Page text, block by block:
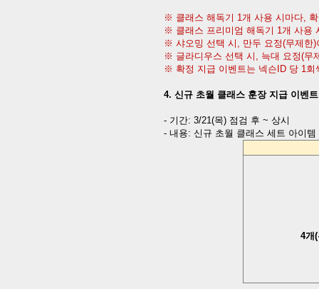
※ 클래스 해독기 1 개 사용 시마다
※ 클래스 프리미엄 해독기 1 개 사용
※ 샤오밍 선택 시
만두 요정(무제한)
※ 글라디우스 선택 시
늑대 요정(무
※ 확정 지급 이벤트는 넥슨 ID 당 1 회
4. 신규 초월 클래스 훈장 지급 이벤트
- 기간: 3/21(목) 점검 후 ~ 상시
- 내용: 신규 초월 클래스 세트 아이
4개(